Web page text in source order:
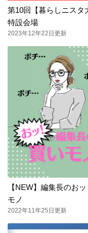
第10回【暮らしニスタ
特設会場
2023年12年22日更新
【NEW】編集長のお
モノ
2022年11年25日更新